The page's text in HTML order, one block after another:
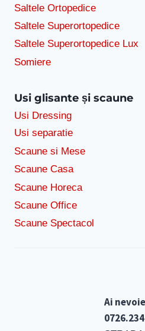
Saltele Ortopedice
Saltele Superortopedice
Saltele Superortopedice Lux
Somiere
Usi glisante și scaune
Usi Dressing
Usi separatie
Scaune si Mese
Scaune Casa
Scaune Horeca
Scaune Office
Scaune Spectacol
Ai